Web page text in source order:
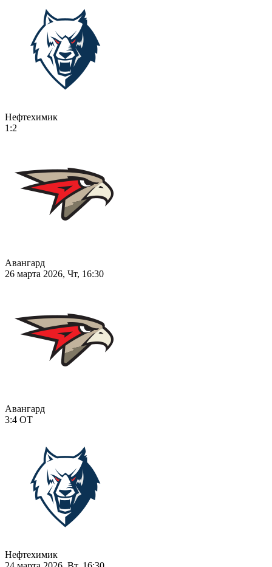
Нефтехимик
1:2
Авангард
26 марта 2026, Чт, 16:30
Авангард
3:4 ОТ
Нефтехимик